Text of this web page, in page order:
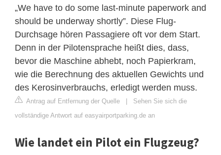
„We have to do some last-minute paperwork and
should be underway shortly”. Diese Flug-
Durchsage hören Passagiere oft vor dem Start.
Denn in der Pilotensprache heißt dies, dass,
bevor die Maschine abhebt, noch Papierkram,
wie die Berechnung des aktuellen Gewichts und
des Kerosinverbrauchs, erledigt werden muss.
Antrag auf Entfernung der Quelle | Sehen Sie sich die
vollständige Antwort auf easyairportparking.de an
Wie landet ein Pilot ein Flugzeug?